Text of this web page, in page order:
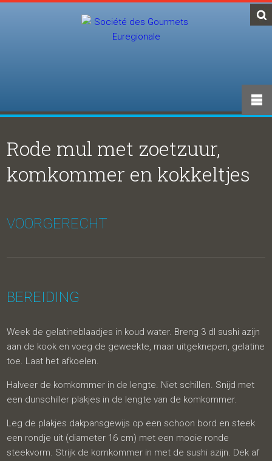
Rode mul met zoetzuur,
komkommer en kokkeltjes
VOORGERECHT
BEREIDING
Week de gelatineblaadjes in koud water. Breng 3 dl sushi azijn
aan de kook en voeg de geweekte, maar uitgeknepen, gelatine
toe. Laat het afkoelen.
Halveer de komkommer in de lengte. Niet schillen. Snijd met
een dunschiller plakjes in de lengte van de komkommer.
Leg de plakjes dakpansgewijs op een schoon bord en steek
een rondje uit (diameter 16 cm) met een mooie ronde
steekvorm. Strijk de komkommer in met de sushi azijn. Dek af